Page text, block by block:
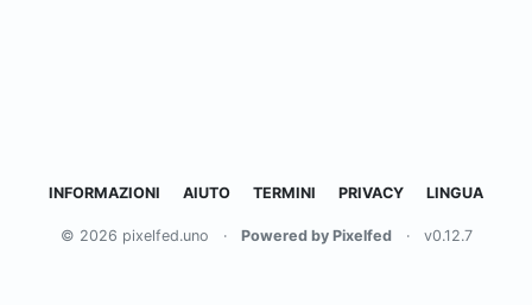
INFORMAZIONI AIUTO TERMINI PRIVACY LINGUA
© 2026 pixelfed.uno · Powered by Pixelfed · v0.12.7